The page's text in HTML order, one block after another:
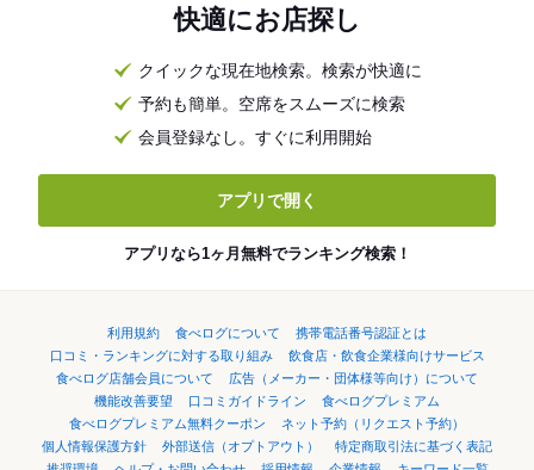
快適にお店探し
クイックな現在地検索。検索が快適に
予約も簡単。空席をスムーズに検索
会員登録なし。すぐに利用開始
アプリで開く
アプリなら1ヶ月無料でランキング検索！
利用規約 食べログについて
携帯電話番号認証とは
口コミ・ランキングに対する取り組み
飲食店・飲食企業様向けサービス
食べログ店舗会員について
広告（メーカー・団体様等向け）について
機能改善要望
口コミガイドライン
食べログプレミアム
食べログプレミアム無料クーポン
ネット予約（リクエスト予約）
個人情報保護方針
外部送信（オプトアウト）
特定商取引法に基づく表記